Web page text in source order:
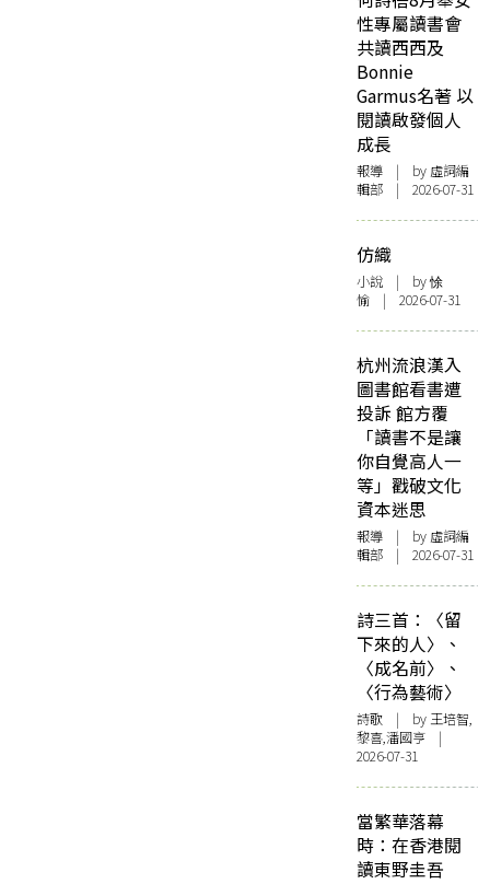
性專屬讀書會
共讀西西及
Bonnie
Garmus名著 以
閱讀啟發個人
成長
報導 | by 虛詞編
輯部 | 2026-07-31
仿織
小說 | by 悇
愉 | 2026-07-31
杭州流浪漢入
圖書館看書遭
投訴 館方覆
「讀書不是讓
你自覺高人一
等」戳破文化
資本迷思
報導 | by 虛詞編
輯部 | 2026-07-31
詩三首：〈留
下來的人〉、
〈成名前〉、
〈行為藝術〉
詩歌 | by 王培智,
黎喜,潘國亨 |
2026-07-31
當繁華落幕
時：在香港閱
讀東野圭吾